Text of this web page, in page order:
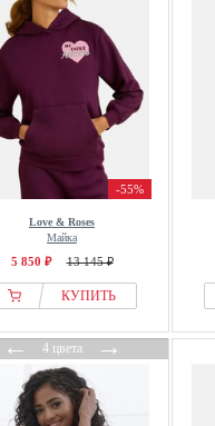
-55%
Love & Roses
Майка
5 850 ₽ 13 145 ₽
КУПИТЬ
←4 цвета→